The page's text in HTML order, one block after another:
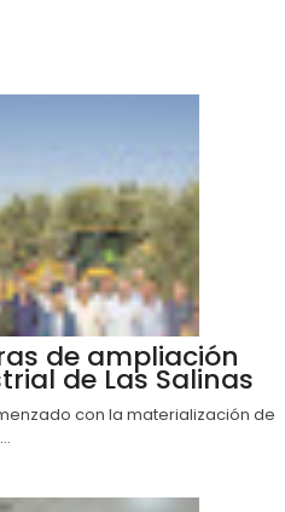
de ampliación
de Las Salinas
con la materialización de